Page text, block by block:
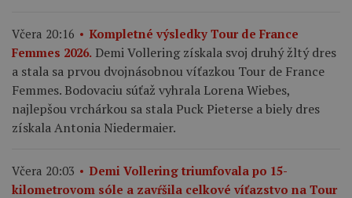
Včera 20:16
Kompletné výsledky Tour de France
Femmes 2026. Demi Vollering získala svoj druhý žltý dres
a stala sa prvou dvojnásobnou víťazkou Tour de France
Femmes. Bodovaciu súťaž vyhrala Lorena Wiebes,
najlepšou vrchárkou sa stala Puck Pieterse a biely dres
získala Antonia Niedermaier.
Včera 20:03
Demi Vollering triumfovala po 15-
kilometrovom sóle a zavŕšila celkové víťazstvo na Tour